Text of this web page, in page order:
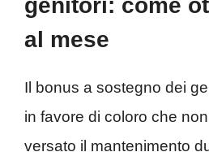
genitori: come
al mese
Il bonus a sostegno dei
in favore di coloro che
versato il mantenimento